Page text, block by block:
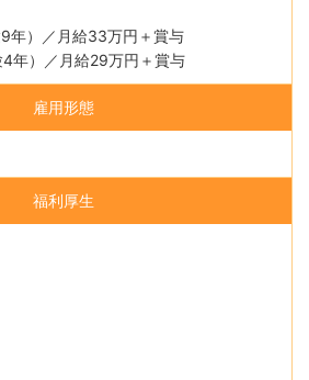
年）／月給33万円＋賞与
年）／月給29万円＋賞与
雇用形態
福利厚生